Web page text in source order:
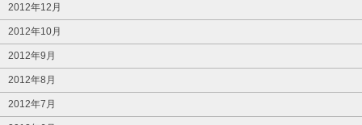
2012年12月
2012年10月
2012年9月
2012年8月
2012年7月